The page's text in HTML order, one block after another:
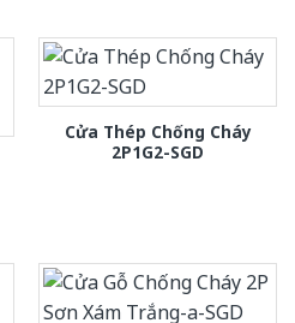
Cửa Thép Chống Cháy
2P1G2-SGD